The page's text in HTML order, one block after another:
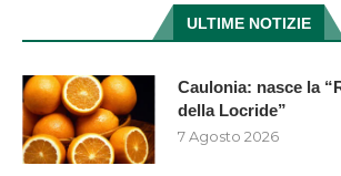
ULTIME NOTIZIE
Caulonia: nasce la
della Locride”
7 Agosto 2026